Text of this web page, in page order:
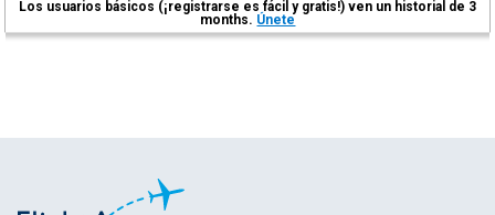
Los usuarios básicos (¡registrarse es fácil y gratis!) ven un historial de 3
months. Únete